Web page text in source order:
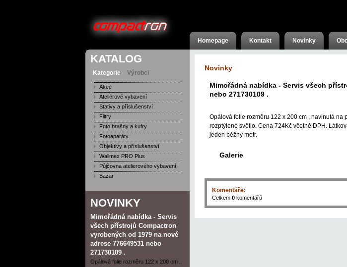
Homepage Kontakt Novinky
KATALOG
Kategorie Výrobci
Akce
Ateliérové vybavení
Stativy a příslušenství
Filtry
Foto brašny a kufry
Fotoaparáty
Objektivy a příslušenství
Walimex PRO Plus
Půjčovna atelierového vybavení
Bazar
NOVINKY
Mimořádná nabídka - Servis
všech přístrojů Compactron
vyrobených od 1979 na nové
adrese 776649531 nebo
271730109 .
Opálová folie rozměru 122 x 200 cm ,
Novinky
Mimořádná nabídka - Servis všech
nebo 271730109 .
Opálová folie rozměru 122 x 200 cm , navinutá
rozptýlené světlo. Cena 724Kč včetně DPH.
jeden běžný metr.
Galerie
Komentáře:
Celkem 0 komentářů